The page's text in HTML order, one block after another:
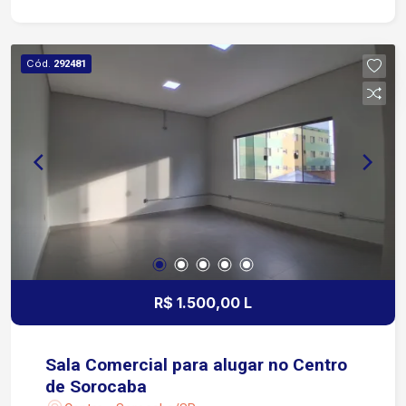
escritórios, consultórios, lojas ou diversos tipos
de negócios. Agende uma visita e aproveite esta
oportunidade para instalar sua empresa em uma
localização estratégica!
Cód. 292481
R$ 1.500,00 L
Sala Comercial para alugar no Centro
de Sorocaba